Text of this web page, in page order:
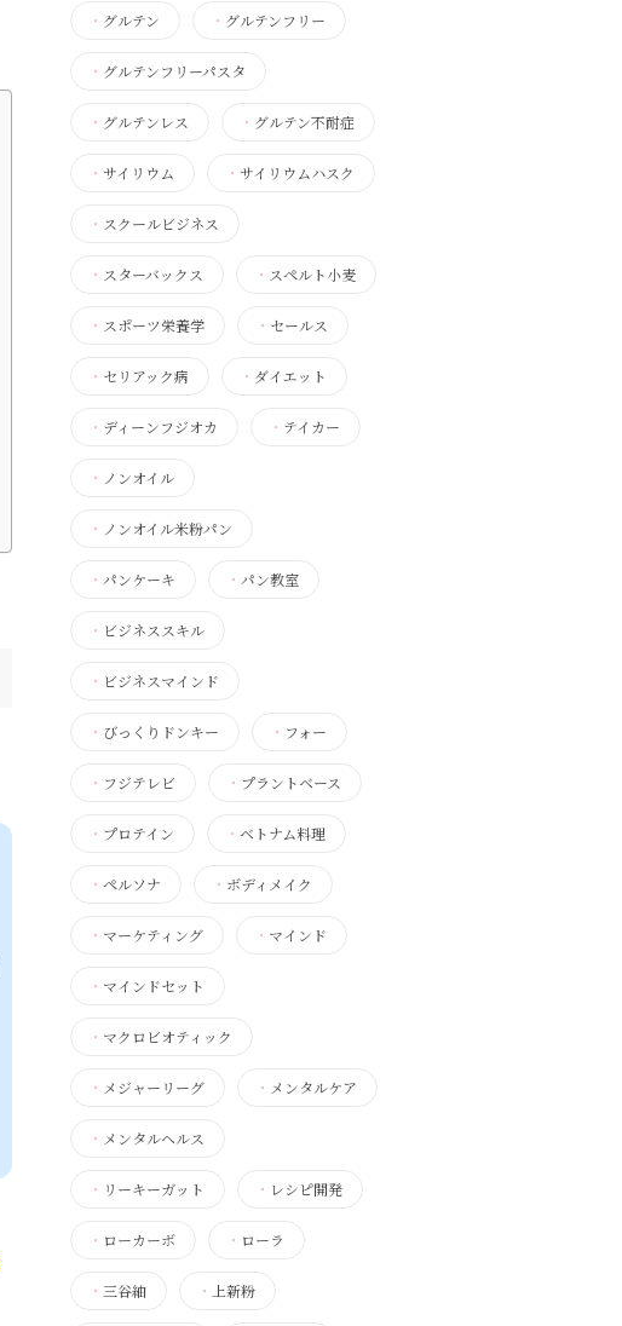
・ グルテン ・ グルテンフリー
・ グルテンフリーパスタ
・ グルテンレス ・ グルテン不耐症
・ サイリウム ・ サイリウムハスク
・ スクールビジネス
・ スターバックス ・ スペルト小麦
・ スポーツ栄養学 ・ セールス
・ セリアック病 ・ ダイエット
・ ディーンフジオカ ・ テイカー
・ ノンオイル
・ ノンオイル米粉パン
・ パンケーキ ・ パン教室
・ ビジネススキル
・ ビジネスマインド
・ びっくりドンキー ・ フォー
・ フジテレビ ・ プラントベース
・ プロテイン ・ ベトナム料理
・ ペルソナ ・ ボディメイク
・ マーケティング ・ マインド
・ マインドセット
・ マクロビオティック
・ メジャーリーグ ・ メンタルケア
・ メンタルヘルス
・ リーキーガット ・ レシピ開発
・ ローカーボ ・ ローラ
・ 三谷紬 ・ 上新粉